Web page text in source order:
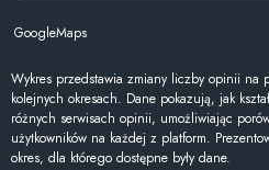
GoogleMaps
Wykres przedstawia zmiany liczby opinii na
kolejnych okresach. Dane pokazują, jak
różnych serwisach opinii, umożliwiając
użytkowników na każdej z platform.
okres, dla którego dostępne były dane.